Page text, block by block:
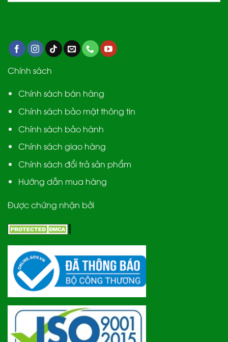
Chính sách
Chính sách bán hàng
Chính sách bảo mật thông tin
Chính sách bảo hành
Chính sách giao hàng
Chính sách đổi trả sản phẩm
Hướng dẫn mua hàng
Được chứng nhận bởi